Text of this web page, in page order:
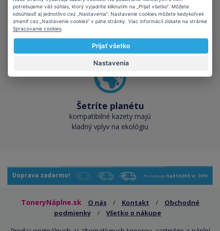
Skladom takmer
všetko
cez 50 000 skladových
zásob pre okamžitý odber
Šetríte planétu
kompatibilné kazety majú
kladný vplyv na ekológiu
Doprava zadarmo! Pri nákupe nad 59,99 € vr. DPH
ToneryNáplne.sk O nás / Kontakt /
Obchodné
podmienky
/ Všetko o nákupe
potrebujeme váš súhlas, ktorý vyjadríte kliknutím na „Prijať všetko“. Môžete
odsúhlasiť aj jednotlivo cez „Nastavenia“. Nastavenie cookies môžete kedykoľvek
zmeniť cez „Nastavenie cookies“ v päte stránky. Viac informácií získate na stránke
Spracovanie cookies
Prijať všetko
Nastavenia